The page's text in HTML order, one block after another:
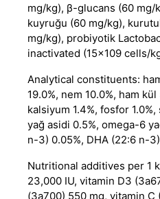
mg/kg), β-glucans (60 mg/
kuyruğu (60 mg/kg),
mg/kg), probiyotik
inactivated (15x109 cells/
Analytical constituents:
19.0%, nem 10.0%, ham
kalsiyum 1.4%, fosfor
yağ asidi 0.5%, omega-6
n-3) 0.05%, DHA (22:6 n-3)
Nutritional additives per 1
23,000 IU, vitamin D3
(3a700) 550 mg, vitamin